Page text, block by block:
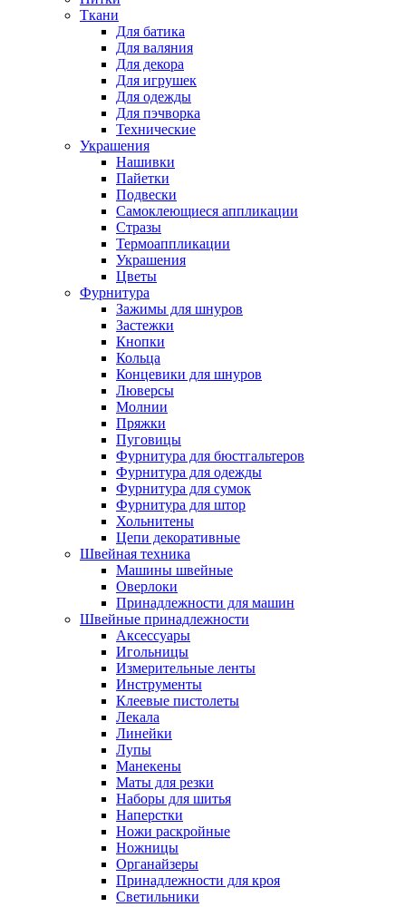
Ткани
Для батика
Для валяния
Для декора
Для игрушек
Для одежды
Для пэчворка
Технические
Украшения
Нашивки
Пайетки
Подвески
Самоклеющиеся аппликации
Стразы
Термоаппликации
Украшения
Цветы
Фурнитура
Зажимы для шнуров
Застежки
Кнопки
Кольца
Концевики для шнуров
Люверсы
Молнии
Пряжки
Пуговицы
Фурнитура для бюстгальтеров
Фурнитура для одежды
Фурнитура для сумок
Фурнитура для штор
Хольнитены
Цепи декоративные
Швейная техника
Машины швейные
Оверлоки
Принадлежности для машин
Швейные принадлежности
Аксессуары
Игольницы
Измерительные ленты
Инструменты
Клеевые пистолеты
Лекала
Линейки
Лупы
Манекены
Маты для резки
Наборы для шитья
Наперстки
Ножи раскройные
Ножницы
Органайзеры
Принадлежности для кроя
Светильники